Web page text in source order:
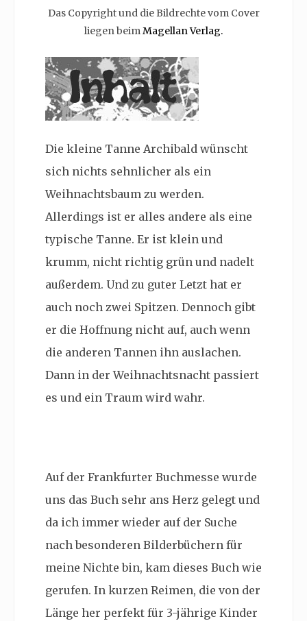
Das Copyright und die Bildrechte vom Cover
liegen beimMagellan Verlag.
Die kleine Tanne Archibald wünscht
sich nichts sehnlicher als ein
Weihnachtsbaum zu werden.
Allerdings ist er alles andere als eine
typische Tanne. Er ist klein und
krumm, nicht richtig grün und nadelt
außerdem. Und zu guter Letzt hat er
auch noch zwei Spitzen. Dennoch gibt
er die Hoffnung nicht auf, auch wenn
die anderen Tannen ihn auslachen.
Dann in der Weihnachtsnacht passiert
es und ein Traum wird wahr.
Auf der Frankfurter Buchmesse wurde
uns das Buch sehr ans Herz gelegt und
da ich immer wieder auf der Suche
nach besonderen Bilderbüchern für
meine Nichte bin, kam dieses Buch wie
gerufen. In kurzen Reimen, die von der
Länge her perfekt für 3-jährige Kinder